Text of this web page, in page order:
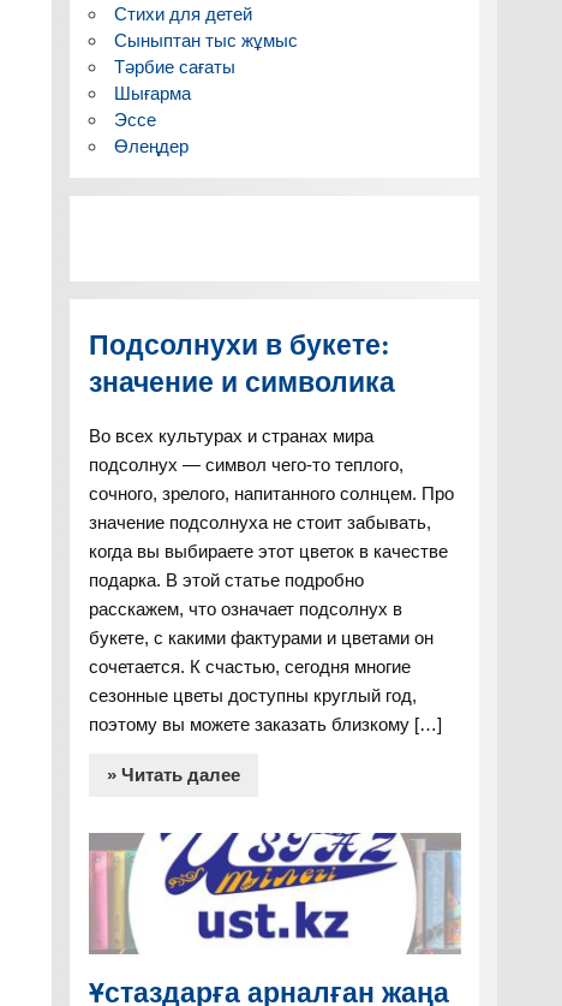
Стихи для детей
Сыныптан тыс жұмыс
Тәрбие сағаты
Шығарма
Эссе
Өлеңдер
Подсолнухи в букете:
значение и символика
Во всех культурах и странах мира
подсолнух — символ чего-то теплого,
сочного, зрелого, напитанного солнцем. Про
значение подсолнуха не стоит забывать,
когда вы выбираете этот цветок в качестве
подарка. В этой статье подробно
расскажем, что означает подсолнух в
букете, с какими фактурами и цветами он
сочетается. К счастью, сегодня многие
сезонные цветы доступны круглый год,
поэтому вы можете заказать близкому […]
» Читать далее
Ұстаздарға арналған жаңа